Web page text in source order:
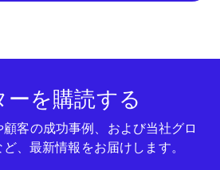
を購読する
客の成功事例、および当社グロ
、最新情報をお届けします。